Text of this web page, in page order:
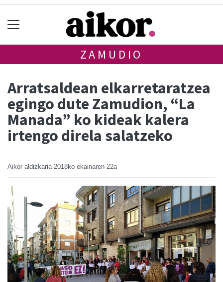
ZAMUDIO
Arratsaldean elkarretaratzea
egingo dute Zamudion, “La
Manada” ko kideak kalera
irtengo direla salatzeko
Aikor aldizkaria 2018ko ekainaren 22a